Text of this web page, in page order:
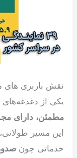
نقش باربری های
یکی از دغدغه‌های
مطمئن، دارای
این مسیر
خدماتی چون